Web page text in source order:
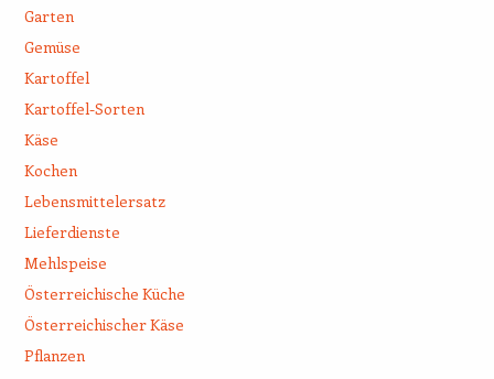
Garten
Gemüse
Kartoffel
Kartoffel-Sorten
Käse
Kochen
Lebensmittelersatz
Lieferdienste
Mehlspeise
Österreichische Küche
Österreichischer Käse
Pflanzen